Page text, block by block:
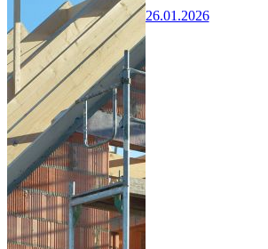
26.01.2026